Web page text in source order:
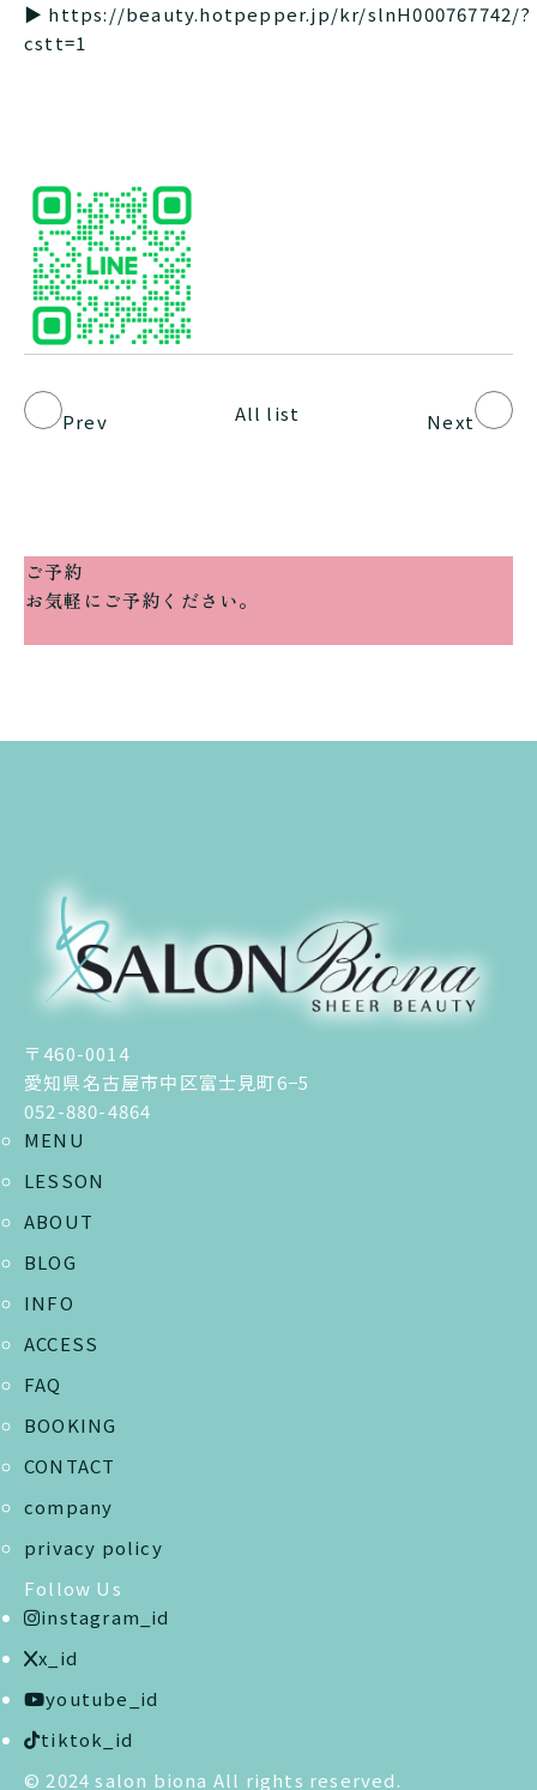
▶︎ https://beauty.hotpepper.jp/kr/slnH000767742/?
cstt=1
Prev All list Next
ご予約
お気軽にご予約ください。
〒460-0014
愛知県名古屋市中区富士見町6−5
052-880-4864
MENU
LESSON
ABOUT
BLOG
INFO
ACCESS
FAQ
BOOKING
CONTACT
company
privacy policy
Follow Us
instagram_id
x_id
youtube_id
tiktok_id
© 2024 salon biona All rights reserved.